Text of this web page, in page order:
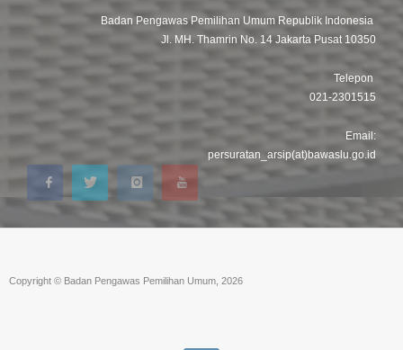
Badan Pengawas Pemilihan Umum Republik Indonesia
Jl. MH. Thamrin No. 14 Jakarta Pusat 10350
Telepon
021-2301515
Email:
persuratan_arsip(at)bawaslu.go.id
Copyright © Badan Pengawas Pemilihan Umum, 2026